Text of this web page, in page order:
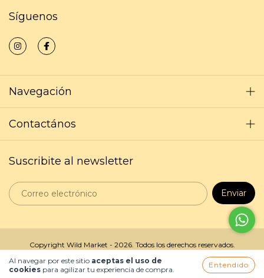
Al navegar por este sitio aceptas el uso de
cookies para agilizar tu experiencia de compra.
Entendido
Síguenos
Navegación
Contactános
Suscribite al newsletter
Copyright Wild Market - 2026. Todos los derechos reservados.